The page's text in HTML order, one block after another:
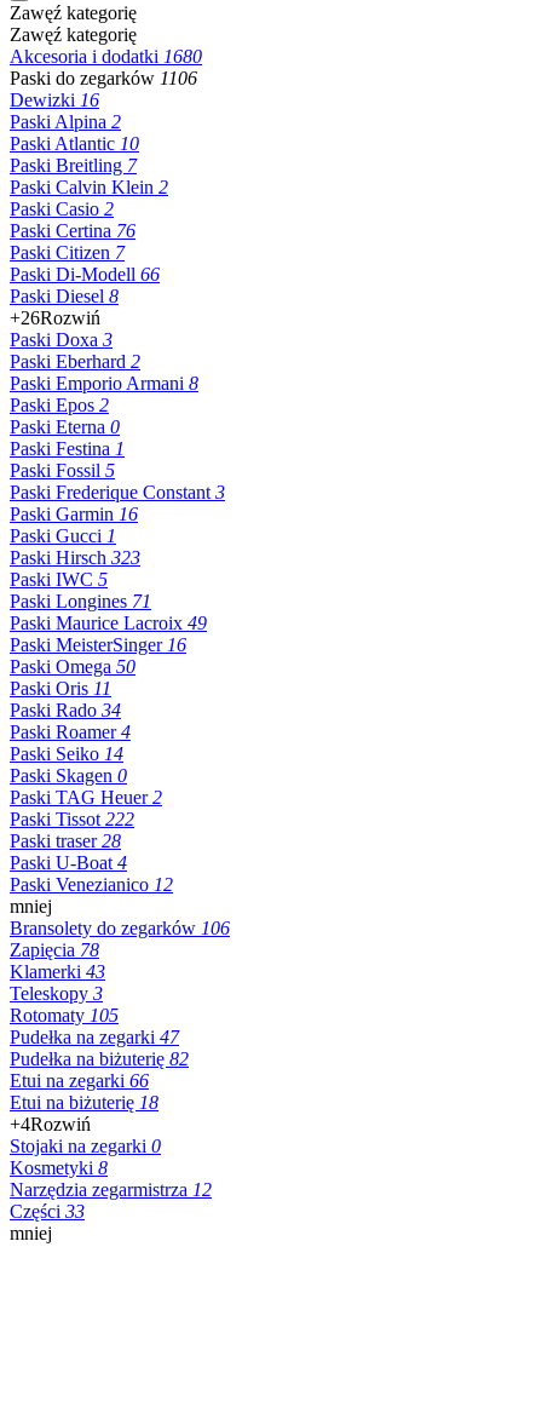
Zawęź kategorię
Zawęź kategorię
Akcesoria i dodatki 1680
Paski do zegarków 1106
Dewizki 16
Paski Alpina 2
Paski Atlantic 10
Paski Breitling 7
Paski Calvin Klein 2
Paski Casio 2
Paski Certina 76
Paski Citizen 7
Paski Di-Modell 66
Paski Diesel 8
+26Rozwiń
Paski Doxa 3
Paski Eberhard 2
Paski Emporio Armani 8
Paski Epos 2
Paski Eterna 0
Paski Festina 1
Paski Fossil 5
Paski Frederique Constant 3
Paski Garmin 16
Paski Gucci 1
Paski Hirsch 323
Paski IWC 5
Paski Longines 71
Paski Maurice Lacroix 49
Paski MeisterSinger 16
Paski Omega 50
Paski Oris 11
Paski Rado 34
Paski Roamer4
Paski Seiko 14
Paski Skagen 0
Paski TAG Heuer2
Paski Tissot 222
Paski traser28
Paski U-Boat 4
Paski Venezianico 12
mniej
Bransolety do zegarków 106
Zapięcia 78
Klamerki 43
Teleskopy 3
Rotomaty 105
Pudełka na zegarki 47
Pudełka na biżuterię 82
Etui na zegarki 66
Etui na biżuterię 18
+4Rozwiń
Stojaki na zegarki 0
Kosmetyki 8
Narzędzia zegarmistrza 12
Części 33
mniej